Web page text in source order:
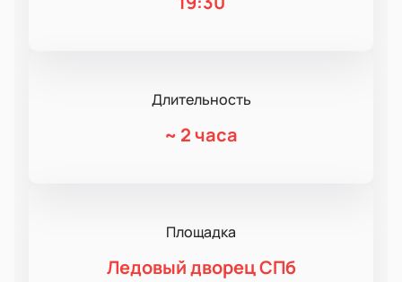
Длительность
~ 2 часа
Площадка
Ледовый дворец СПб